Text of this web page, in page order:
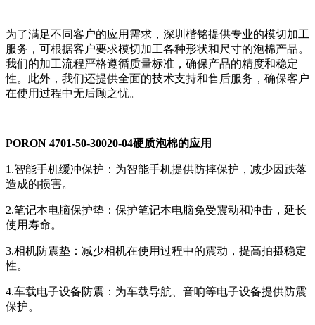
为了满足不同客户的应用需求，深圳楷铭提供专业的模切加工
服务，可根据客户要求模切加工各种形状和尺寸的泡棉产品。
我们的加工流程严格遵循质量标准，确保产品的精度和稳定
性。此外，我们还提供全面的技术支持和售后服务，确保客户
在使用过程中无后顾之忧。
PORON 4701-50-30020-04硬质泡棉的应用
1.智能手机缓冲保护：为智能手机提供防摔保护，减少因跌落
造成的损害。
2.笔记本电脑保护垫：保护笔记本电脑免受震动和冲击，延长
使用寿命。
3.相机防震垫：减少相机在使用过程中的震动，提高拍摄稳定
性。
4.车载电子设备防震：为车载导航、音响等电子设备提供防震
保护。